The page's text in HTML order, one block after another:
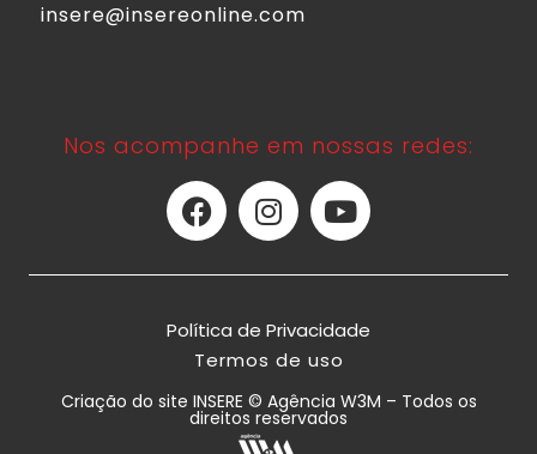
insere@insereonline.com
Nos acompanhe em nossas redes:
Política de Privacidade
Termos de uso
Criação do site INSERE © Agência W3M – Todos os
direitos reservados